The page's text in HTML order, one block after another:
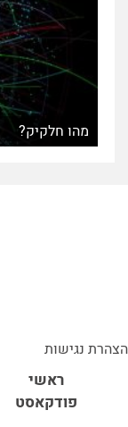
מהו חלקיק?
הצהרת נגישות
ראשי
פודקאסט